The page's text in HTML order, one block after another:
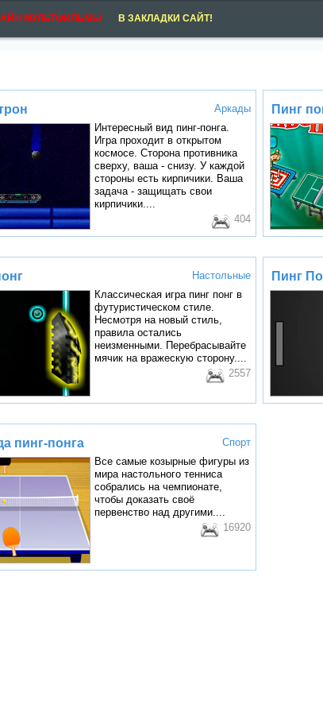
МУЛЬТФИЛЬМЫ В ЗАКЛАДКИ САЙТ!
Аркады
Интересный вид пинг-понга.
Игра проходит в открытом
космосе. Сторона противника
сверху, ваша - снизу. У каждой
стороны есть кирпичики. Ваша
задача - защищать свои
кирпичики....
404
Пинг
Настольные
Классическая игра пинг понг в
футуристическом стиле.
Несмотря на новый стиль,
правила остались
неизменными. Перебрасывайте
мячик на вражескую сторону....
2557
Пинг
пинг-понга
Спорт
Все самые козырные фигуры из
мира настольного тенниса
собрались на чемпионате,
чтобы доказать своё
первенство над другими....
16920